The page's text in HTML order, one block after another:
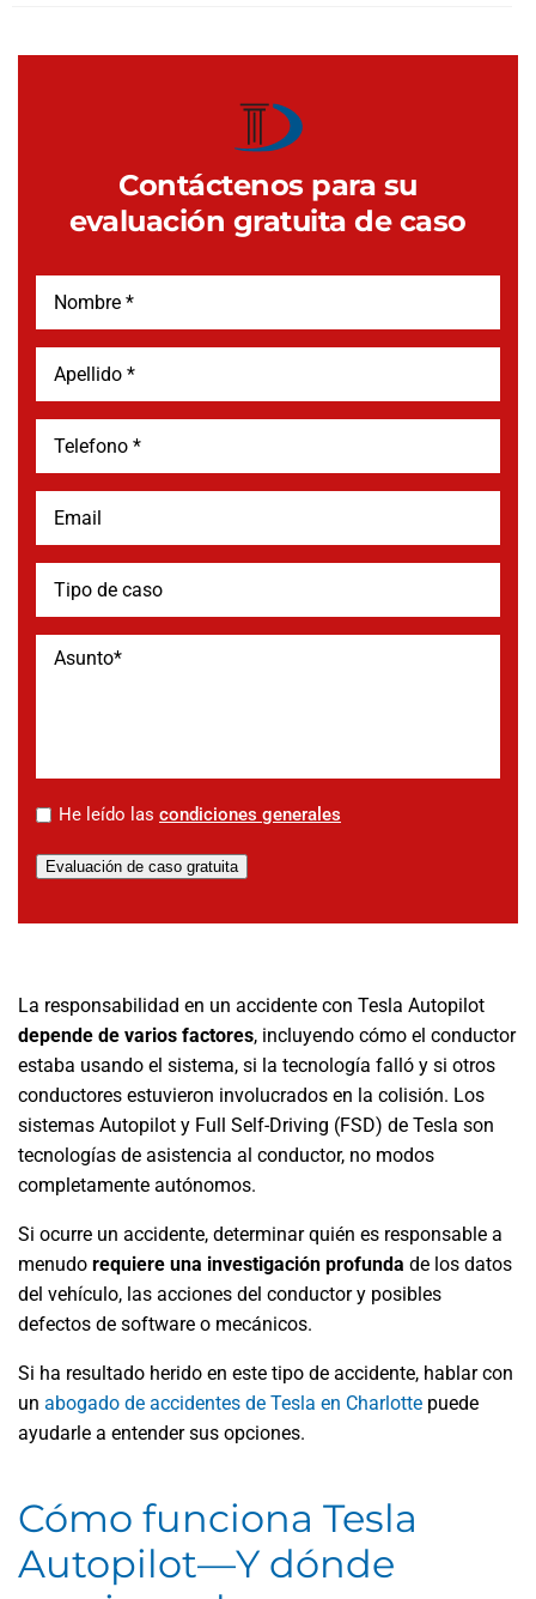
Contáctenos para su
evaluación gratuita de caso
* He leído las condiciones generales
Evaluación de caso gratuita
La responsabilidad en un accidente con Tesla Autopilot
depende de varios factores, incluyendo cómo el conductor
estaba usando el sistema, si la tecnología falló y si otros
conductores estuvieron involucrados en la colisión. Los
sistemas Autopilot y Full Self-Driving (FSD) de Tesla son
tecnologías de asistencia al conductor, no modos
completamente autónomos.
Si ocurre un accidente, determinar quién es responsable a
menudo requiere una investigación profunda de los datos
del vehículo, las acciones del conductor y posibles
defectos de software o mecánicos.
Si ha resultado herido en este tipo de accidente, hablar con
un abogado de accidentes de Tesla en Charlotte puede
ayudarle a entender sus opciones.
Cómo funciona Tesla
Autopilot—Y dónde